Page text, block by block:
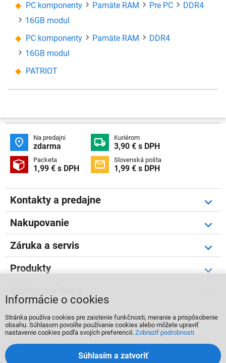
PC komponenty Pamäte RAM Pre PC
DDR4
16GB modul
PC komponenty
Pamäte RAM
DDR4
16GB modul
PATRIOT
 Na predajni
zdarma  Kuriérom
3,90 € s DPH
 Packeta
1,99 € s DPH  Slovenská pošta
1,99 € s DPH
Kontakty a predajne
Nakupovanie
Záruka a servis
Produkty
  
Informácie o cookies
Stránka používa cookies pre zaistenie funkčnosti, meranie a prispôsobenie
obsahu. Súhlasom povolíte používanie cookies alebo môžete upraviť
nastavenie cookies podľa svojích preferencií. Zobraziť podrobnosti
Súhlasím a zatvoriť